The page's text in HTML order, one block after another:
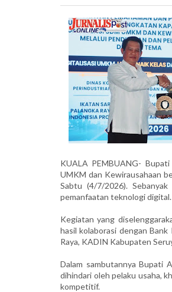
KUALA PEMBUANG-
UMKM dan Kewirausahaan
Sabtu (4/7/2026).
pemanfaatan teknologi digital.
Kegiatan yang
hasil kolaborasi dengan
Raya, KADIN Kabupaten
Dalam sambutannya Bupati
dihindari oleh pelaku usaha,
kompetitif.